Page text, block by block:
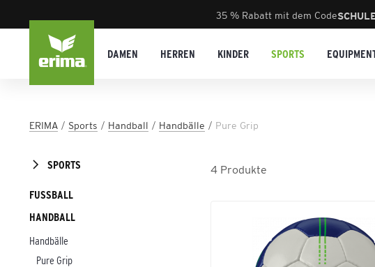
35 % Rabatt mit dem Code
DAMEN HERREN KINDER SPORTS
ERIMA Sports Handball Handbälle Pure Grip
SPORTS
FUSSBALL
HANDBALL
Handbälle
Pure Grip
4 Produkte